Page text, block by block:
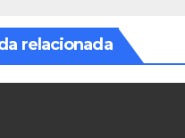
relacionada